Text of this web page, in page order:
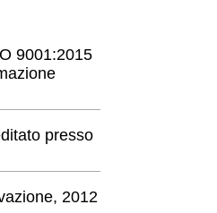
9001:2015
presso
2012